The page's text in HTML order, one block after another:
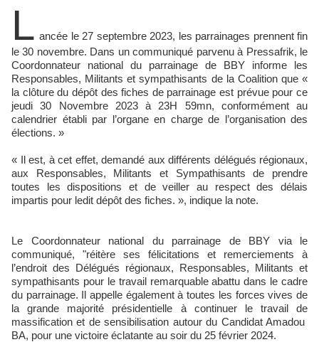
L ancée le 27 septembre 2023, les parrainages prennent fin
le 30 novembre. Dans un communiqué parvenu à Pressafrik, le
Coordonnateur national du parrainage de BBY informe les
Responsables, Militants et sympathisants de la Coalition que «
la clôture du dépôt des fiches de parrainage est prévue pour ce
jeudi 30 Novembre 2023 à 23H 59mn, conformément au
calendrier établi par l’organe en charge de l’organisation des
élections. »
« Il est, à cet effet, demandé aux différents délégués régionaux,
aux Responsables, Militants et Sympathisants de prendre
toutes les dispositions et de veiller au respect des délais
impartis pour ledit dépôt des fiches. », indique la note.
Le Coordonnateur national du parrainage de BBY via le
communiqué, "réitère ses félicitations et remerciements à
l’endroit des Délégués régionaux, Responsables, Militants et
sympathisants pour le travail remarquable abattu dans le cadre
du parrainage. Il appelle également à toutes les forces vives de
la grande majorité présidentielle à continuer le travail de
massification et de sensibilisation autour du Candidat Amadou
BA, pour une victoire éclatante au soir du 25 février 2024.